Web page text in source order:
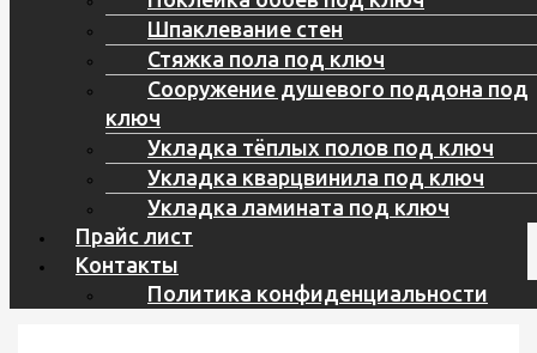
Шпаклевание стен
Стяжка пола под ключ
Сооружение душевого поддона под
ключ
Укладка тёплых полов под ключ
Укладка кварцвинила под ключ
Укладка ламината под ключ
Прайс лист
Контакты
Политика конфиденциальности